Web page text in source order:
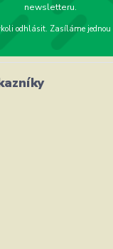
newsletteru.
odhlásit. Zasíláme